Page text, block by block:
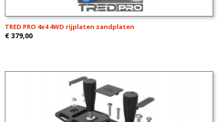
TRED PRO 4x4 4WD rijplaten zandplaten
€ 379,00